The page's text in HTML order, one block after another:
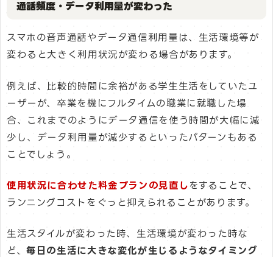
通話頻度・データ利用量が変わった
スマホの音声通話やデータ通信利用量は、生活環境等が
変わると大きく利用状況が変わる場合があります。
例えば、比較的時間に余裕がある学生生活をしていたユ
ーザーが、卒業を機にフルタイムの職業に就職した場
合、これまでのようにデータ通信を使う時間が大幅に減
少し、データ利用量が減少するといったパターンもある
ことでしょう。
使用状況に合わせた料金プランの見直しをすることで、
ランニングコストをぐっと抑えられることがあります。
生活スタイルが変わった時、生活環境が変わった時な
ど、毎日の生活に大きな変化が生じるようなタイミング